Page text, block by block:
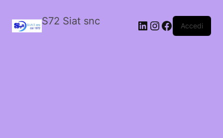
S72 Siat snc LinkedIn
Instagram
Facebook
Accedi